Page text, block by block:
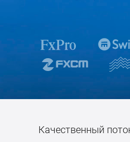
Качественный